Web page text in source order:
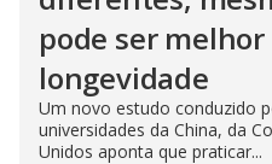
pode ser melhor
longevidade
Um novo estudo conduzido
universidades da China, da
Unidos aponta que praticar...